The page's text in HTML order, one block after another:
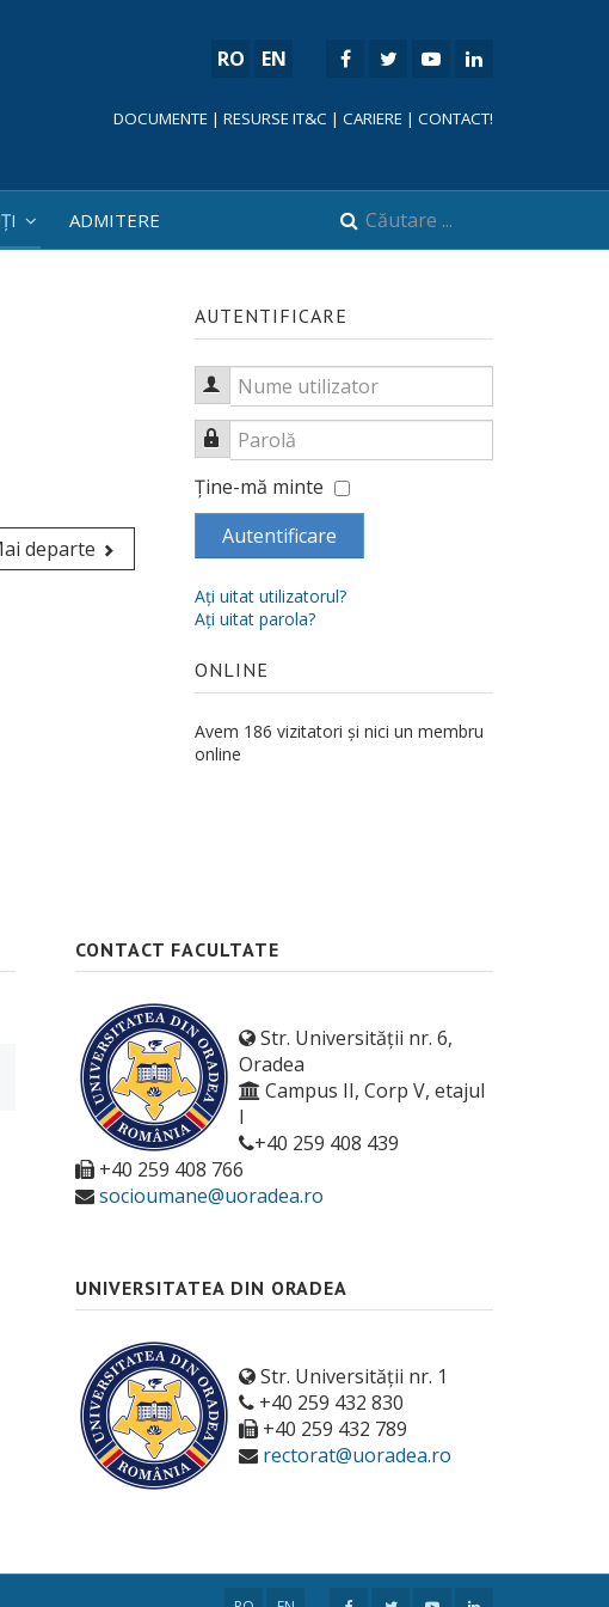
RO EN
DOCUMENTE | RESURSE IT&C | CARIERE | CONTACT!
ADMITERE
departe
AUTENTIFICARE
Nume utilizator
Parolă
Ţine-mă minte
Autentificare
Aţi uitat utilizatorul?
Aţi uitat parola?
ONLINE
Avem 186 vizitatori și nici un membru
online
CONTACT FACULTATE
Str. Universității nr. 6,
Oradea
Campus II, Corp V, etajul
I
+40 259 408 439
+40 259 408 766
socioumane@uoradea.ro
UNIVERSITATEA DIN ORADEA
Str. Universității nr. 1
+40 259 432 830
+40 259 432 789
rectorat@uoradea.ro